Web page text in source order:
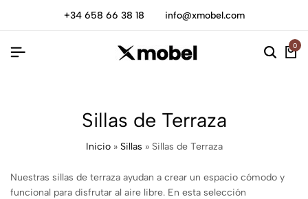
+34 658 66 38 18 info@xmobel.com
0
Sillas de Terraza
Inicio» Sillas » Sillas de Terraza
Nuestras sillas de terraza ayudan a crear un espacio cómodo y
funcional para disfrutar al aire libre. En esta selección